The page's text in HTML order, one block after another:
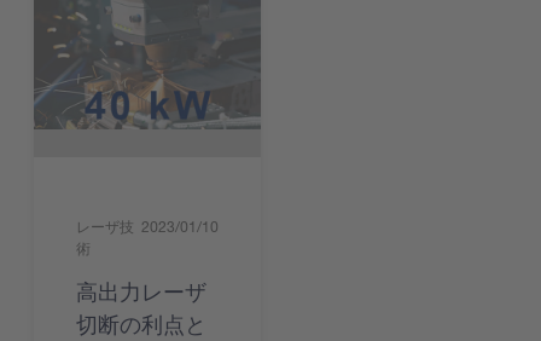
レーザ技
術
2023/01/10
高出力レーザ
切断の利点と